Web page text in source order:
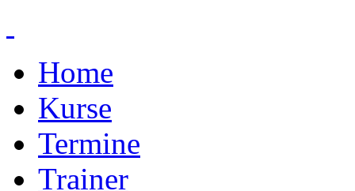
Home
Kurse
Termine
Trainer